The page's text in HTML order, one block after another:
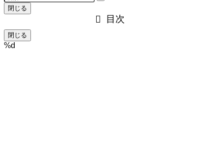
閉じる
目次
閉じる
%d